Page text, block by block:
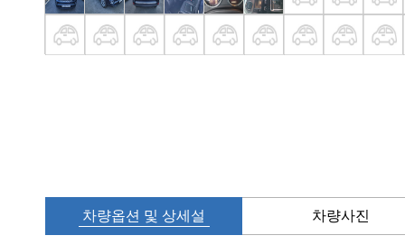
차량옵션 및 상세설 차량사진